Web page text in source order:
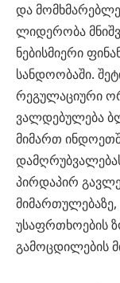
და
ლიდერობა
ნებისმიერი
სანდოობაში.
რეგულაციური
ვალდებულება
მიმართ
პირდაპირ
მიმართულებაზე,
უსაფრთხოების
გამოცდილების